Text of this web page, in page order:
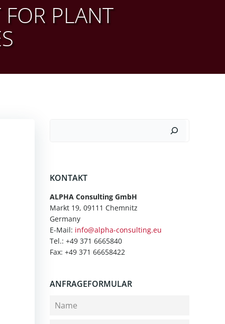
PLANT
KONTAKT
ALPHA Consulting GmbH
Markt 19, 09111 Chemnitz
Germany
E-Mail: info@alpha-consulting.eu
Tel.: +49 371 6665840
Fax: +49 371 66658422
ANFRAGEFORMULAR